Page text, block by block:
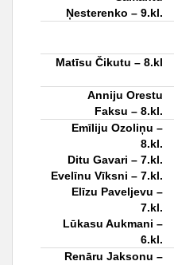
Ņesterenko – 9.kl.
Matīsu Čikutu – 8.kl
Anniju Orestu
Faksu – 8.kl.
Emīliju Ozoliņu –
8.kl.
Ditu Gavari – 7.kl.
Evelīnu Vīksni – 7.kl.
Elīzu Paveljevu –
7.kl.
Lūkasu Aukmani –
6.kl.
Renāru Jaksonu –